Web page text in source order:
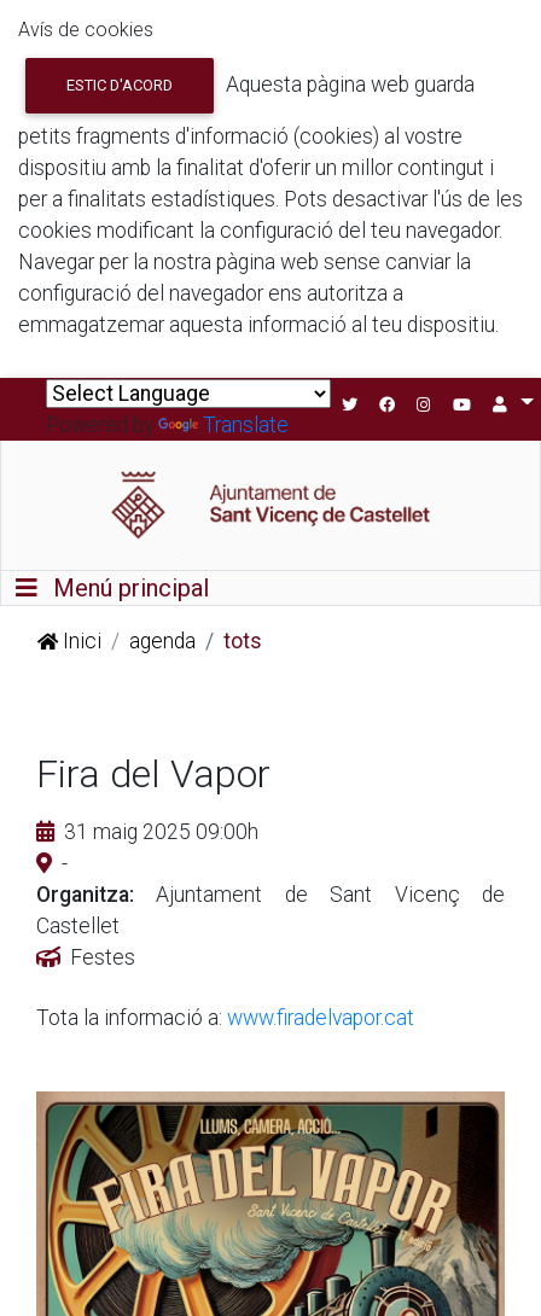
Avís de cookies
ESTIC D'ACORD Aquesta pàgina web guarda
petits fragments d'informació (cookies) al vostre
dispositiu amb la finalitat d'oferir un millor contingut i
per a finalitats estadístiques. Pots desactivar l'ús de les
cookies modificant la configuració del teu navegador.
Navegar per la nostra pàgina web sense canviar la
configuració del navegador ens autoritza a
emmagatzemar aquesta informació al teu dispositiu.
Powered by Translate
Commutador de navegació
Menú principal
Inici agenda tots
Fira del Vapor
31 maig 2025 09:00h
-
Organitza:
Ajuntament de Sant Vicenç de
Castellet
Festes
Tota la informació a: www.firadelvapor.cat